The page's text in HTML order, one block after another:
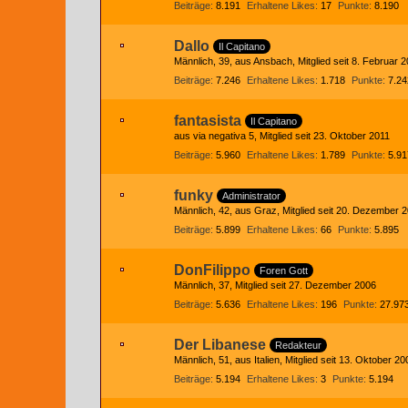
Beiträge 8.191 Erhaltene Likes 17 Punkte 8.190
Dallo
Il Capitano
Männlich 39 aus Ansbach Mitglied seit 8. Februar
Beiträge 7.246 Erhaltene Likes 1.718 Punkte
fantasista
Il Capitano
aus via negativa 5 Mitglied seit 23. Oktober 2011
Beiträge 5.960 Erhaltene Likes 1.789 Punkte
funky
Administrator
Männlich 42 aus Graz Mitglied seit 20. Dezember
Beiträge 5.899 Erhaltene Likes 66 Punkte 5.895
DonFilippo
Foren Gott
Männlich 37 Mitglied seit 27. Dezember 2006
Beiträge 5.636 Erhaltene Likes 196 Punkte
Der Libanese
Redakteur
Männlich 51 aus Italien Mitglied seit 13. Oktober
Beiträge 5.194 Erhaltene Likes 3 Punkte 5.194